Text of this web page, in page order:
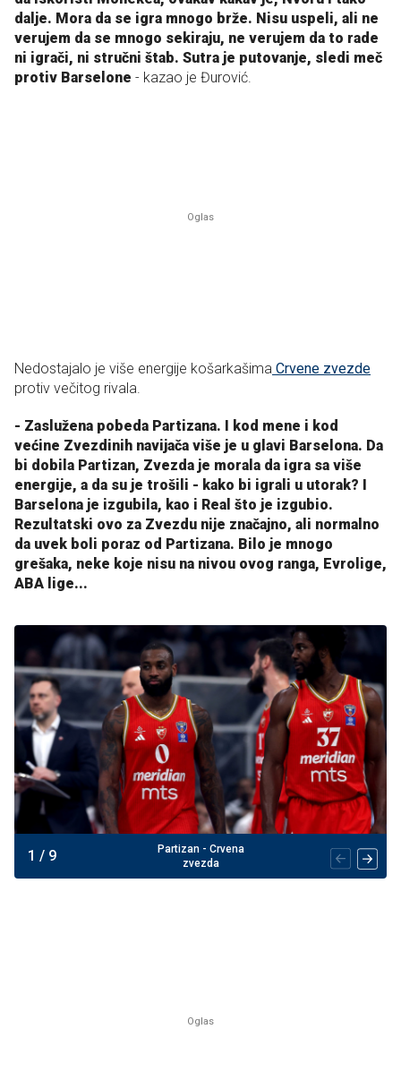
dalje. Mora da se igra mnogo brže. Nisu uspeli, ali ne
verujem da se mnogo sekiraju, ne verujem da to rade
ni igrači, ni stručni štab. Sutra je putovanje, sledi meč
protiv Barselone - kazao je Đurović.
Nedostajalo je više energije košarkašima Crvene zvezde
protiv večitog rivala.
- Zaslužena pobeda Partizana. I kod mene i kod
većine Zvezdinih navijača više je u glavi Barselona. Da
bi dobila Partizan, Zvezda je morala da igra sa više
energije, a da su je trošili - kako bi igrali u utorak? I
Barselona je izgubila, kao i Real što je izgubio.
Rezultatski ovo za Zvezdu nije značajno, ali normalno
da uvek boli poraz od Partizana. Bilo je mnogo
grešaka, neke koje nisu na nivou ovog ranga, Evrolige,
ABA lige...
Partizan - Crvena
zvezda
1 / 9